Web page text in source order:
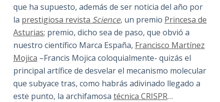
que ha supuesto, además de ser noticia del año por
la prestigiosa revista Science, un premio Princesa de
Asturias; premio, dicho sea de paso, que obvió a
nuestro científico Marca España, Francisco Martínez
Mojica –Francis Mojica coloquialmente- quizás el
principal artífice de desvelar el mecanismo molecular
que subyace tras, como habrás adivinado llegado a
este punto, la archifamosa técnica CRISPR…